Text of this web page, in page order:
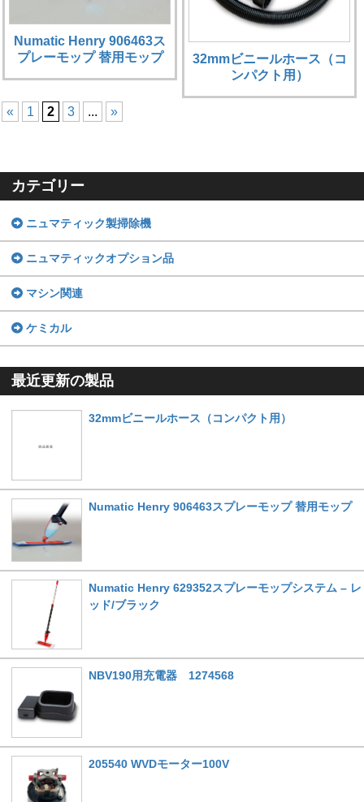
Numatic Henry 906463ス
プレーモップ 替用モップ
32mmビニールホース（コ
ンパクト用）
« 1 2 3 ... »
カテゴリー
ニュマティック製掃除機
ニュマティックオプション品
マシン関連
ケミカル
最近更新の製品
32mmビニールホース（コンパクト用）
Numatic Henry 906463スプレーモップ 替用モップ
Numatic Henry 629352スプレーモップシステム – レ
ッド/ブラック
NBV190用充電器 1274568
205540 WVDモーター100V